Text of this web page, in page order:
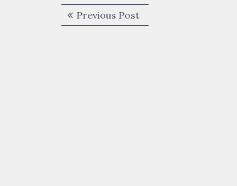
Navigazione
articoli
Previous PostPrevious
post: